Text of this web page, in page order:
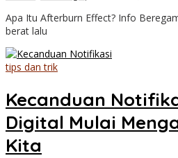
Apa Itu Afterburn Effect? Info
berat lalu
tips dan trik
Kecanduan
Digital Mulai
Kita